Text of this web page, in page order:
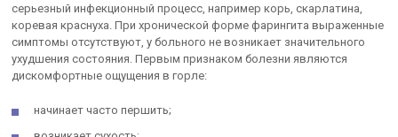
серьезный инфекционный процесс, например корь, скарлатина,
коревая краснуха. При хронической форме фарингита выраженные
симптомы отсутствуют, у больного не возникает значительного
ухудшения состояния. Первым признаком болезни являются
дискомфортные ощущения в горле:
начинает часто першить;